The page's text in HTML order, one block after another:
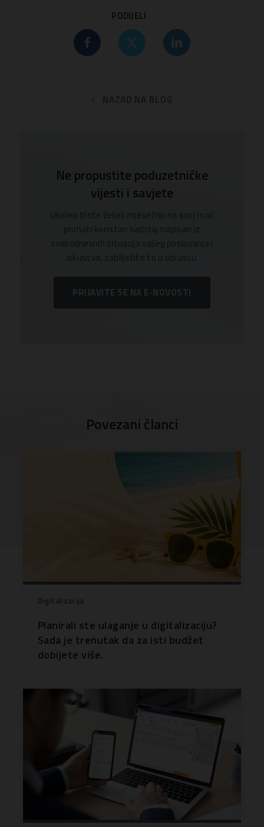
PODIJELI
Ne propustite poduzetničke
vijesti i savjete
iskustva, zabilježite to u obrascu.
PRIJAVITE SE NA E-NOVOSTI
Povezani članci
Digitalizacija
Planirali ste ulaganje u digitalizaciju?
Sada je trenutak da za isti budžet
dobijete više.